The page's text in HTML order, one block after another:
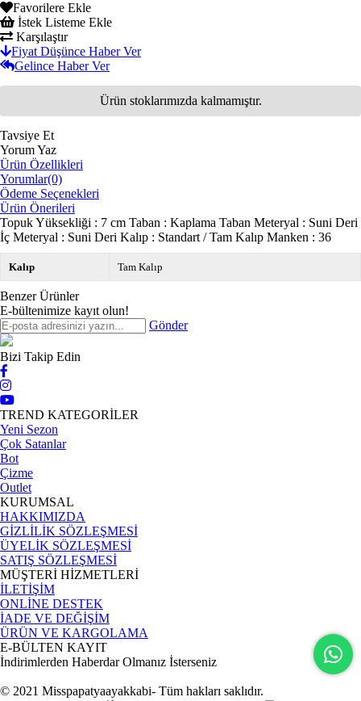
Favorilere Ekle
İstek Listeme Ekle
Karşılaştır
Fiyat Düşünce Haber Ver
Gelince Haber Ver
Ürün stoklarımızda kalmamıştır.
Tavsiye Et
Yorum Yaz
Ürün Özellikleri
Yorumlar(0)
Ödeme Seçenekleri
Ürün Önerileri
Topuk Yüksekliği : 7 cm Taban : Kaplama Taban Meteryal : Suni Deri
İç Meteryal : Suni Deri Kalıp : Standart / Tam Kalıp Manken : 36
Kalıp Tam Kalıp
Benzer Ürünler
E-bültenimize kayıt olun!
Gönder
Bizi Takip Edin
TREND KATEGORİLER
Yeni Sezon
Çok Satanlar
Bot
Çizme
Outlet
KURUMSAL
HAKKIMIZDA
GİZLİLİK SÖZLEŞMESİ
ÜYELİK SÖZLEŞMESİ
SATIŞ SÖZLEŞMESİ
MÜŞTERİ HİZMETLERİ
İLETİŞİM
ONLİNE DESTEK
İADE VE DEĞİŞİM
ÜRÜN VE KARGOLAMA
E-BÜLTEN KAYIT
İndirimlerden Haberdar Olmanız İsterseniz
© 2021 Misspapatyaayakkabi- Tüm hakları saklıdır.